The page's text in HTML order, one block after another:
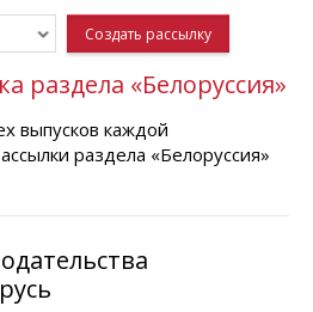
Создать рассылку
раздела «Белоруссия»
выпусков каждой
раздела «Белоруссия»